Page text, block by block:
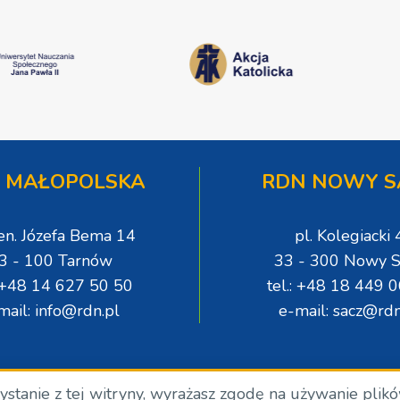
MAŁOPOLSKA
Józefa Bema 14
- 100 Tarnów
14 627 50 50
info@rdn.pl
RDN NOWY
pl. Kolegiacki
33 - 300 Nowy
tel.: +48 18 449
e-mail:
z tej witryny, wyrażasz zgodę na używanie